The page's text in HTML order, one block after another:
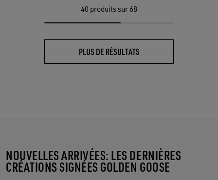
40 produits sur 68
PLUS DE RÉSULTATS
NOUVELLES ARRIVÉES: LES DERNIÈRES
CRÉATIONS SIGNÉES GOLDEN GOOSE